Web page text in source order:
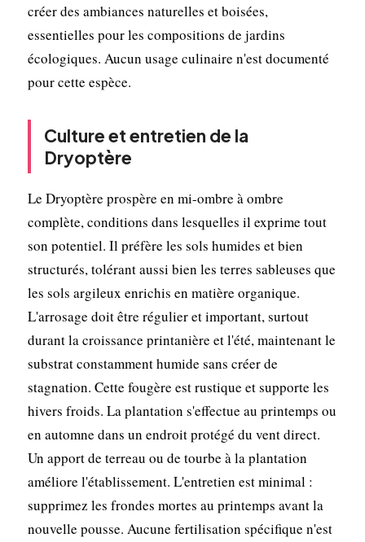
créer des ambiances naturelles et boisées,
essentielles pour les compositions de jardins
écologiques. Aucun usage culinaire n'est documenté
pour cette espèce.
Culture et entretien de la
Dryoptère
Le Dryoptère prospère en mi-ombre à ombre
complète, conditions dans lesquelles il exprime tout
son potentiel. Il préfère les sols humides et bien
structurés, tolérant aussi bien les terres sableuses que
les sols argileux enrichis en matière organique.
L'arrosage doit être régulier et important, surtout
durant la croissance printanière et l'été, maintenant le
substrat constamment humide sans créer de
stagnation. Cette fougère est rustique et supporte les
hivers froids. La plantation s'effectue au printemps ou
en automne dans un endroit protégé du vent direct.
Un apport de terreau ou de tourbe à la plantation
améliore l'établissement. L'entretien est minimal :
supprimez les frondes mortes au printemps avant la
nouvelle pousse. Aucune fertilisation spécifique n'est